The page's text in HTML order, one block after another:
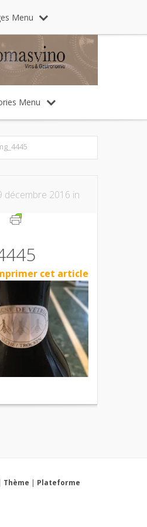
Menu
Menu
décembre 2016 in
cet article
Thème | Plateforme